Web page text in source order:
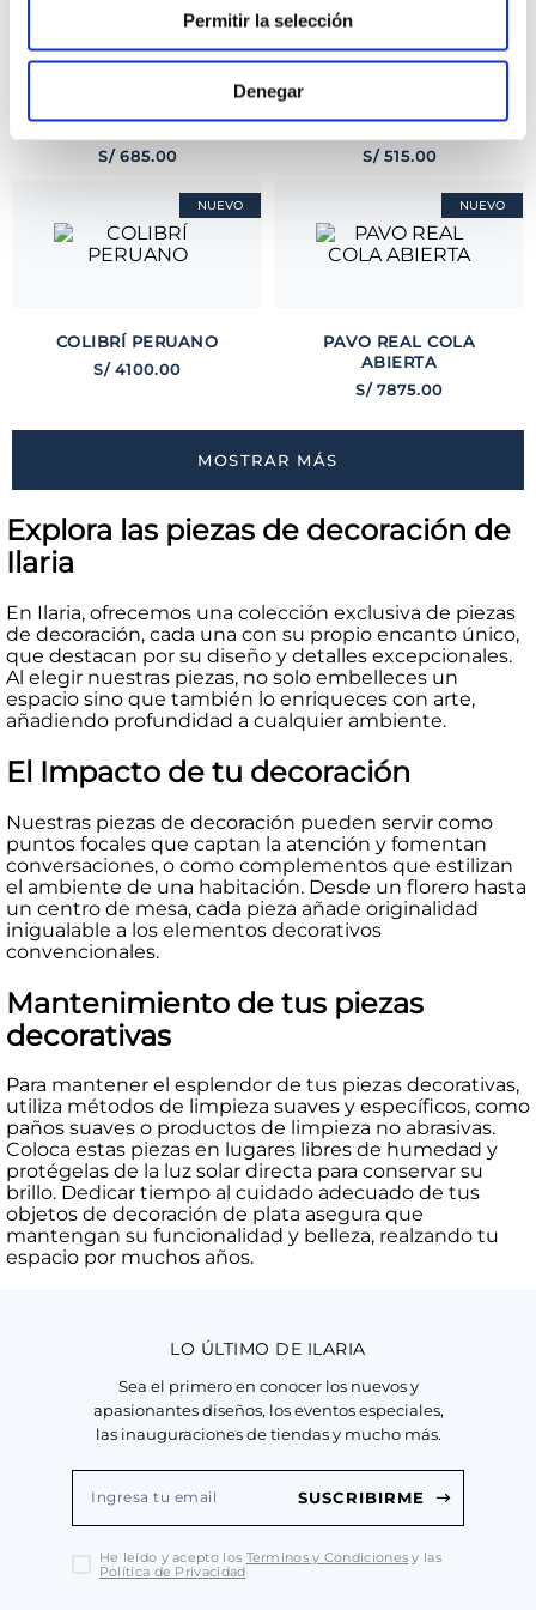
Permitir la selección
Denegar
TECNOLÓGICO
S/ 685.00
ABOGADA
S/ 515.00
COLIBRÍ PERUANO
S/ 4100.00
NUEVO
PAVO REAL COLA
ABIERTA
S/ 7875.00
NUEVO
MOSTRAR MÁS
Explora las piezas de decoración de
Ilaria
En Ilaria, ofrecemos una colección exclusiva de piezas
de decoración, cada una con su propio encanto único,
que destacan por su diseño y detalles excepcionales.
Al elegir nuestras piezas, no solo embelleces un
espacio sino que también lo enriqueces con arte,
añadiendo profundidad a cualquier ambiente.
El Impacto de tu decoración
Nuestras piezas de decoración pueden servir como
puntos focales que captan la atención y fomentan
conversaciones, o como complementos que estilizan
el ambiente de una habitación. Desde un florero hasta
un centro de mesa, cada pieza añade originalidad
inigualable a los elementos decorativos
convencionales.
Mantenimiento de tus piezas
decorativas
Para mantener el esplendor de tus piezas decorativas,
utiliza métodos de limpieza suaves y específicos, como
paños suaves o productos de limpieza no abrasivas.
Coloca estas piezas en lugares libres de humedad y
protégelas de la luz solar directa para conservar su
brillo. Dedicar tiempo al cuidado adecuado de tus
objetos de decoración de plata asegura que
mantengan su funcionalidad y belleza, realzando tu
espacio por muchos años.
LO ÚLTIMO DE ILARIA
Sea el primero en conocer los nuevos y
apasionantes diseños, los eventos especiales,
las inauguraciones de tiendas y mucho más.
SUSCRIBIRME
He leído y acepto los Terminos y Condiciones y las
Política de Privacidad